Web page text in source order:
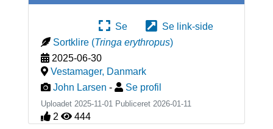
Se
Se link-side
Sortklire (Tringa erythropus)
2025-06-30
Vestamager, Danmark
John Larsen - Se profil
Uploadet 2025-11-01 Publiceret 2026-01-11
2 444